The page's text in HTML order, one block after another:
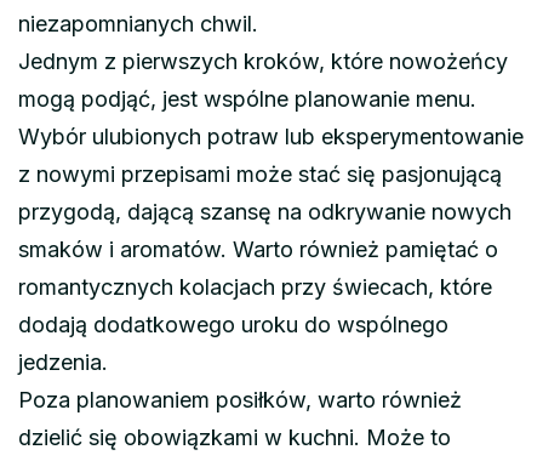
niezapomnianych chwil.
Jednym z pierwszych kroków, które nowożeńcy
mogą podjąć, jest wspólne planowanie menu.
Wybór ulubionych potraw lub eksperymentowanie
z nowymi przepisami może stać się pasjonującą
przygodą, dającą szansę na odkrywanie nowych
smaków i aromatów. Warto również pamiętać o
romantycznych kolacjach przy świecach, które
dodają dodatkowego uroku do wspólnego
jedzenia.
Poza planowaniem posiłków, warto również
dzielić się obowiązkami w kuchni. Może to